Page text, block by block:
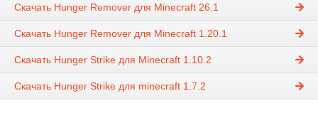
Скачать Hunger Remover для Minecraft 26.1
Скачать Hunger Remover для Minecraft 1.20.1
Скачать Hunger Strike для Minecraft 1.10.2
Скачать Hunger Strike для minecraft 1.7.2